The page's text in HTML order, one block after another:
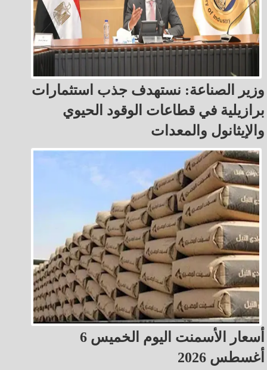
وزير الصناعة: نستهدف جذب استثمارات
برازيلية في قطاعات الوقود الحيوي
والإيثانول والمعدات
أسعار الأسمنت اليوم الخميس 6
أغسطس 2026